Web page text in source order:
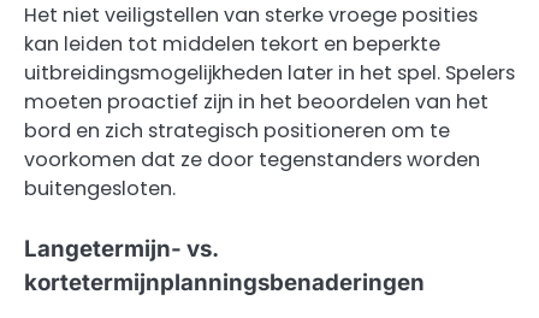
Het niet veiligstellen van sterke vroege posities
kan leiden tot middelen tekort en beperkte
uitbreidingsmogelijkheden later in het spel. Spelers
moeten proactief zijn in het beoordelen van het
bord en zich strategisch positioneren om te
voorkomen dat ze door tegenstanders worden
buitengesloten.
Langetermijn- vs.
kortetermijnplanningsbenaderingen